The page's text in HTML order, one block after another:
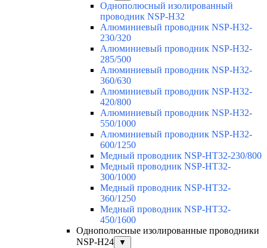
Однополюсный изолированный
проводник NSP-H32
Алюминиевый проводник NSP-H32-
230/320
Алюминиевый проводник NSP-H32-
285/500
Алюминиевый проводник NSP-H32-
360/630
Алюминиевый проводник NSP-H32-
420/800
Алюминиевый проводник NSP-H32-
550/1000
Алюминиевый проводник NSP-H32-
600/1250
Медный проводник NSP-HT32-230/800
Медный проводник NSP-HT32-
300/1000
Медный проводник NSP-HT32-
360/1250
Медный проводник NSP-HT32-
450/1600
Однополюсные изолированные проводники
NSP-H24
▼